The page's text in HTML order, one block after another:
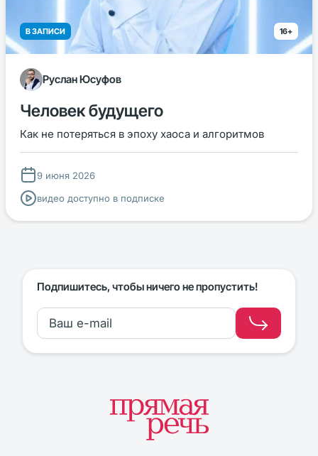
В ЗАПИСИ 16+
Руслан Юсуфов
Человек будущего
Как не потеряться в эпоху хаоса и алгоритмов
9 июня 2026
видео доступно в подписке
Подпишитесь, чтобы ничего не пропустить!